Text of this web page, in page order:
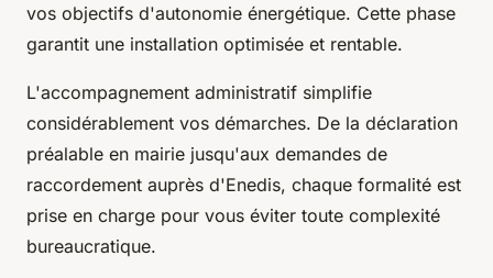
vos objectifs d'autonomie énergétique. Cette phase
garantit une installation optimisée et rentable.
L'accompagnement administratif simplifie
considérablement vos démarches. De la déclaration
préalable en mairie jusqu'aux demandes de
raccordement auprès d'Enedis, chaque formalité est
prise en charge pour vous éviter toute complexité
bureaucratique.